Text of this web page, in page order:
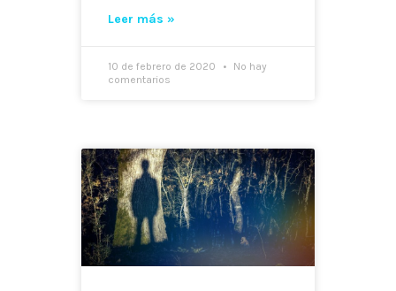
Leer más »
10 de febrero de 2020
No hay
comentarios